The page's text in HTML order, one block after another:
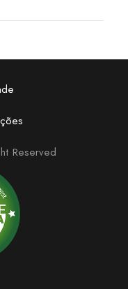
Reserved